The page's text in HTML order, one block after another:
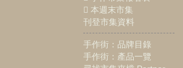
本週末市集
刊登市集資料
手作街：品牌目錄
手作街：產品一覽